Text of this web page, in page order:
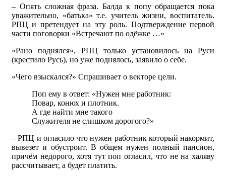
– Опять сложная фраза. Балда к попу обращается пока
уважительно, «батька» т.е. учитель жизни, воспитатель.
РПЦ и претендует на эту роль. Подтверждение первой
части поговорки «Встречают по одёжке …»
«Рано поднялся», РПЦ только установилось на Руси
(крестило Русь), но уже поднялось, заявило о себе.
«Чего взыскался?» Спрашивает о векторе цели.
Поп ему в ответ: «Нужен мне работник:
Повар, конюх и плотник.
А где найти мне такого
Служителя не слишком дорогого?»
– РПЦ и огласило что нужен работник который накормит,
вывезет и обустроит. В общем нужен полный пансион,
причём недорого, хотя тут поп огласил, что не на халяву
рассчитывает, а будет платить.